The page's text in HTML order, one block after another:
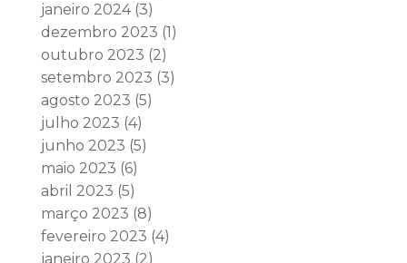
janeiro 2024(3)
dezembro 2023 (1)
outubro 2023 (2)
setembro 2023 (3)
agosto 2023 (5)
julho 2023 (4)
junho 2023 (5)
maio 2023 (6)
abril 2023 (5)
março 2023 (8)
fevereiro 2023 (4)
janeiro 2023 (2)